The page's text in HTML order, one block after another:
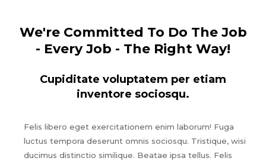
We're Committed To Do The Job
- Every Job - The Right Way!
Cupiditate voluptatem per etiam
inventore sociosqu.
Felis libero eget exercitationem enim laborum! Fuga
luctus tempora deserunt omnis sociosqu. Tristique, wisi
ducimus distinctio similique. Beatae ipsa tellus. Felis